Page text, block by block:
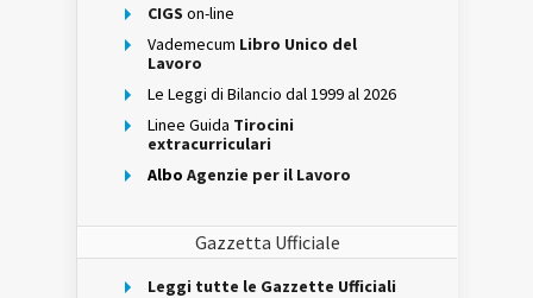
CIGS on-line
Vademecum Libro Unico del
Lavoro
Le Leggi di Bilancio dal 1999 al 2026
Linee Guida Tirocini
extracurriculari
Albo Agenzie per il Lavoro
Gazzetta Ufficiale
Leggi tutte le Gazzette Ufficiali